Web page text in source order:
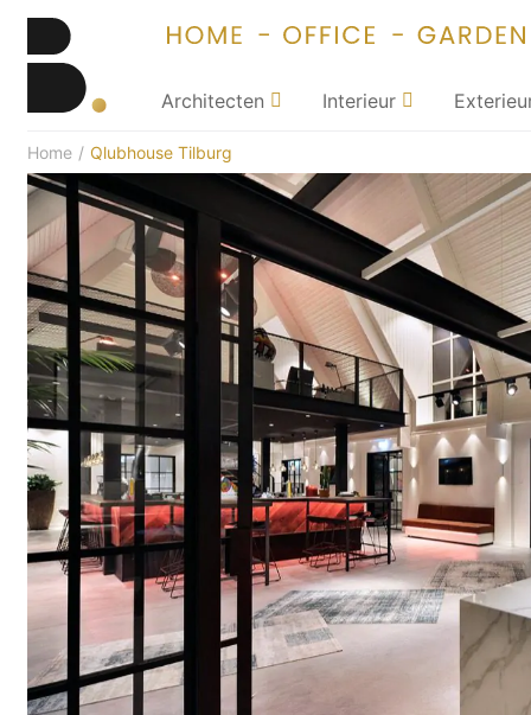
Architecten Interieur
Home / Qlubhouse Tilburg